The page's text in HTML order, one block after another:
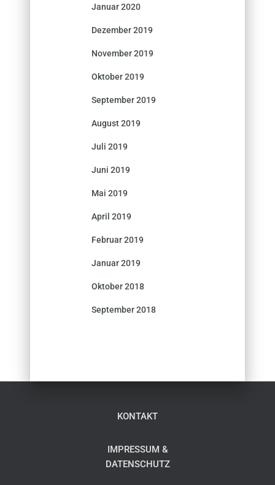
Januar 2020
Dezember 2019
November 2019
Oktober 2019
September 2019
August 2019
Juli 2019
Juni 2019
Mai 2019
April 2019
Februar 2019
Januar 2019
Oktober 2018
September 2018
KONTAKT
IMPRESSUM &
DATENSCHUTZ